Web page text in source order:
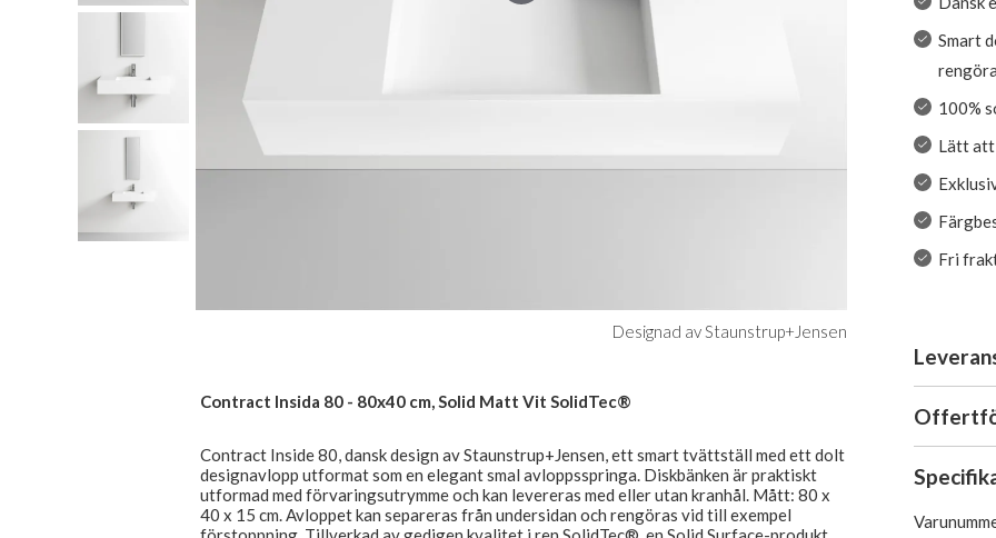
Designad av Staunstrup+Jensen
Contract Insida 80 - 80x40 cm, Solid Matt Vit SolidTec®
Contract Inside 80, dansk design av Staunstrup+Jensen, ett smart tvättställ med ett dolt
designavlopp utformat som en elegant smal avloppsspringa. Diskbänken är praktiskt
utformad med förvaringsutrymme och kan levereras med eller utan kranhål. Mått: 80 x
40 x 15 cm. Avloppet kan separeras från undersidan och rengöras vid till exempel
Smart
100%
Lätt att
Fri